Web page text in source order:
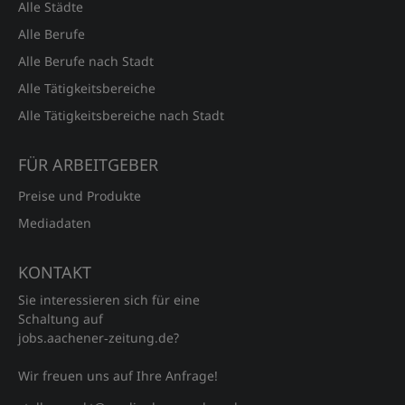
Alle Städte
Alle Berufe
Alle Berufe nach Stadt
Alle Tätigkeitsbereiche
Alle Tätigkeitsbereiche nach Stadt
FÜR ARBEITGEBER
Preise und Produkte
Mediadaten
KONTAKT
Sie interessieren sich für eine
Schaltung auf
jobs.aachener‑zeitung.de?
Wir freuen uns auf Ihre Anfrage!